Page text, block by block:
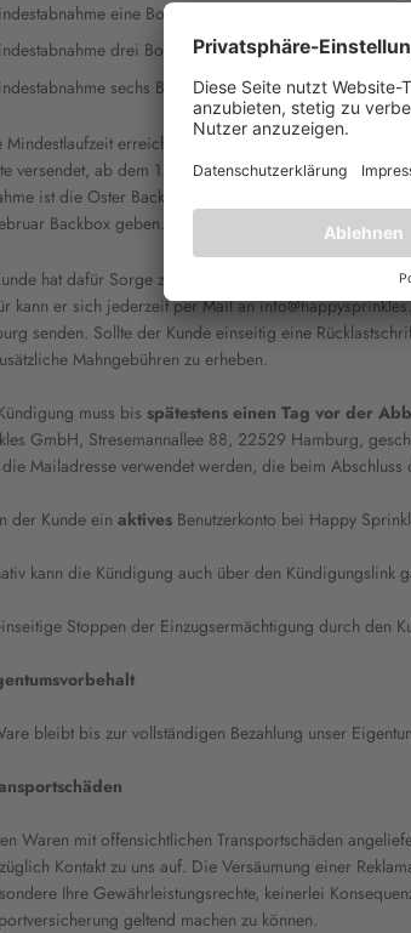
eine Box (Schnupper Abo)
drei Boxen in Folge (Enthusiast Abo)
sechs Boxen in Folge (Baking Lover Abo)
Mindestlaufzeit erreicht, verlängert sich das Abo
versendet, ab dem 1. eines jeden geraden Monats.
ist die Oster Backbox
, hier variiert das
Backbox geben.
hat dafür Sorge zu tragen, dass die Zahlungs-
kann er sich jederzeit per Mail an
senden. Sollte der Kunde einseitig eine
Mahngebühren zu erheben.
muss bis spätestens einen Tag vor der
GmbH, Stresemannallee 88, 22529 Hamburg,
Mailadresse verwendet werden, die beim
der Kunde ein aktives Benutzerkonto bei Happy
kann die Kündigung auch über den Kündigungslink
Stoppen der Einzugsermächtigung durch den
bleibt bis zur vollständigen Bezahlung unser
Waren mit offensichtlichen Transportschäden
Kontakt zu uns auf. Die Versäumung einer
Ihre Gewährleistungsrechte, keinerlei
geltend machen zu können.